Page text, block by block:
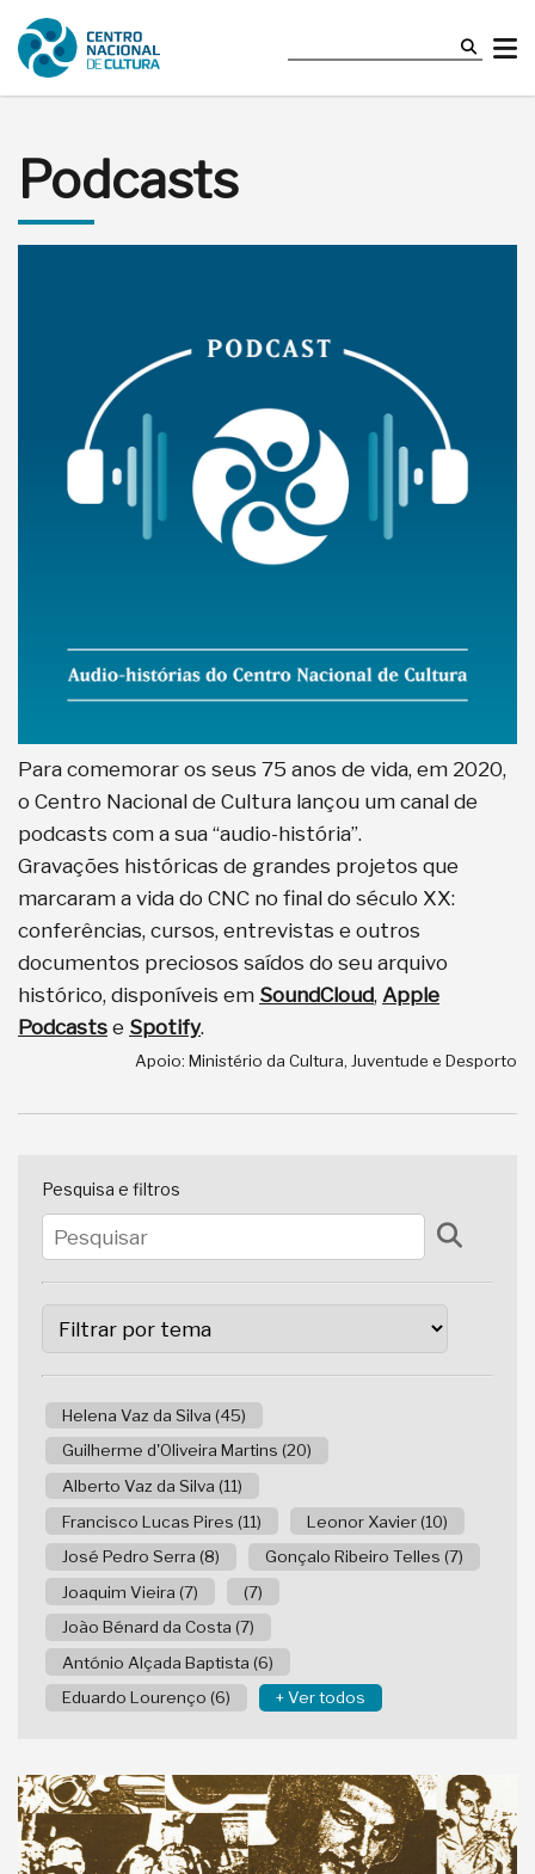
Podcasts
Para comemorar os seus 75 anos de vida, em 2020,
o Centro Nacional de Cultura lançou um canal de
podcasts com a sua “audio-história”.
Gravações históricas de grandes projetos que
marcaram a vida do CNC no final do século XX:
conferências, cursos, entrevistas e outros
documentos preciosos saídos do seu arquivo
histórico, disponíveis em SoundCloud, Apple
Podcasts e Spotify.
Apoio: Ministério da Cultura, Juventude e Desporto
Pesquisa e filtros
Helena Vaz da Silva (45)
Guilherme d'Oliveira Martins (20)
Alberto Vaz da Silva (11)
Francisco Lucas Pires (11)
Leonor Xavier (10)
José Pedro Serra (8)
Gonçalo Ribeiro Telles (7)
Joaquim Vieira (7)
(7)
João Bénard da Costa (7)
António Alçada Baptista (6)
Eduardo Lourenço (6)
+ Ver todos